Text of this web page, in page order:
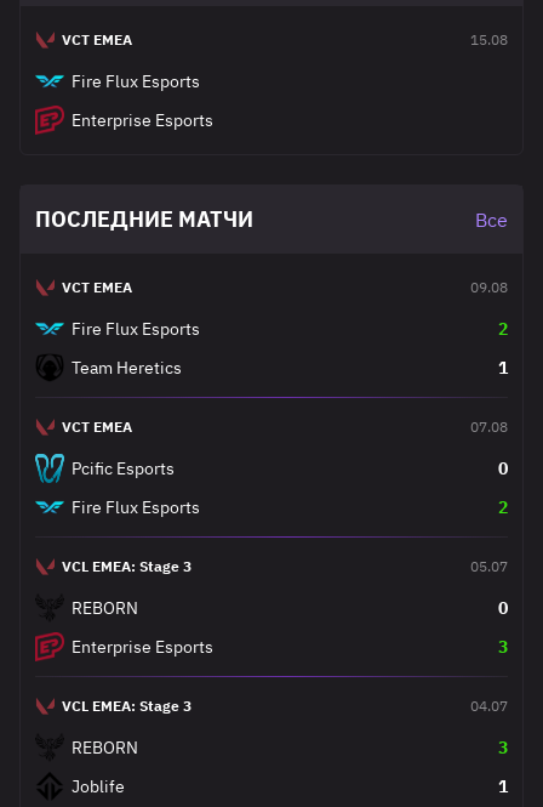
VCT EMEA 15.08
Fire Flux Esports
Enterprise Esports
ПОСЛЕДНИЕ МАТЧИ Все
VCT EMEA 09.08
Fire Flux Esports
2
Team Heretics
1
VCT EMEA 07.08
Pcific Esports
0
Fire Flux Esports
2
VCL EMEA: Stage 3 05.07
REBORN
0
Enterprise Esports
3
VCL EMEA: Stage 3 04.07
REBORN
3
Joblife
1